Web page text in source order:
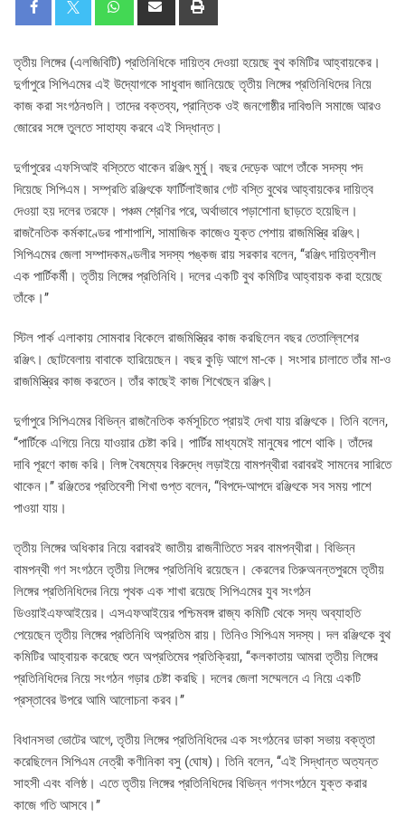
তৃতীয় লিঙ্গের (এলজিবিটি) প্রতিনিধিকে দায়িত্ব দেওয়া হয়েছে বুথ কমিটির আহ্বায়কের।
দুর্গাপুরে সিপিএমের এই উদ্যোগকে সাধুবাদ জানিয়েছে তৃতীয় লিঙ্গের প্রতিনিধিদের নিয়ে
কাজ করা সংগঠনগুলি। তাদের বক্তব্য, প্রান্তিক ওই জনগোষ্ঠীর দাবিগুলি সমাজে আরও
জোরের সঙ্গে তুলতে সাহায্য করবে এই সিদ্ধান্ত।
দুর্গাপুরের এফসিআই বস্তিতে থাকেন রঞ্জিৎ মুর্মু। বছর দেড়েক আগে তাঁকে সদস্য পদ
দিয়েছে সিপিএম। সম্প্রতি রঞ্জিৎকে ফার্টিলাইজার গেট বস্তি বুথের আহ্বায়কের দায়িত্ব
দেওয়া হয় দলের তরফে। পঞ্চম শ্রেণির পরে, অর্থাভাবে পড়াশোনা ছাড়তে হয়েছিল।
রাজনৈতিক কর্মকাণ্ডের পাশাপাশি, সামাজিক কাজেও যুক্ত পেশায় রাজমিস্ত্রি রঞ্জিৎ।
সিপিএমের জেলা সম্পাদকমণ্ডলীর সদস্য পঙ্কজ রায় সরকার বলেন, ‘‘রঞ্জিৎ দায়িত্বশীল
এক পার্টিকর্মী। তৃতীয় লিঙ্গের প্রতিনিধি। দলের একটি বুথ কমিটির আহ্বায়ক করা হয়েছে
তাঁকে।’’
স্টিল পার্ক এলাকায় সোমবার বিকেলে রাজমিস্ত্রির কাজ করছিলেন বছর তেতাল্লিশের
রঞ্জিৎ। ছোটবেলায় বাবাকে হারিয়েছেন। বছর কুড়ি আগে মা-কে। সংসার চালাতে তাঁর মা-ও
রাজমিস্ত্রির কাজ করতেন। তাঁর কাছেই কাজ শিখেছেন রঞ্জিৎ।
দুর্গাপুরে সিপিএমের বিভিন্ন রাজনৈতিক কর্মসূচিতে প্রায়ই দেখা যায় রঞ্জিৎকে। তিনি বলেন,
‘‘পার্টিকে এগিয়ে নিয়ে যাওয়ার চেষ্টা করি। পার্টির মাধ্যমেই মানুষের পাশে থাকি। তাঁদের
দাবি পূরণে কাজ করি। লিঙ্গ বৈষম্যের বিরুদ্ধে লড়াইয়ে বামপন্থীরা বরাবরই সামনের সারিতে
থাকেন।’’ রঞ্জিতের প্রতিবেশী শিখা গুপ্ত বলেন, ‘‘বিপদে-আপদে রঞ্জিৎকে সব সময় পাশে
পাওয়া যায়।
তৃতীয় লিঙ্গের অধিকার নিয়ে বরাবরই জাতীয় রাজনীতিতে সরব বামপন্থীরা। বিভিন্ন
বামপন্থী গণ সংগঠনে তৃতীয় লিঙ্গের প্রতিনিধি রয়েছেন। কেরলের তিরুঅনন্তপুরমে তৃতীয়
লিঙ্গের প্রতিনিধিদের নিয়ে পৃথক এক শাখা রয়েছে সিপিএমের যুব সংগঠন
ডিওয়াইএফআইয়ের। এসএফআইয়ের পশ্চিমবঙ্গ রাজ্য কমিটি থেকে সদ্য অব্যাহতি
পেয়েছেন তৃতীয় লিঙ্গের প্রতিনিধি অপ্রতিম রায়। তিনিও সিপিএম সদস্য। দল রঞ্জিৎকে বুথ
কমিটির আহ্বায়ক করেছে শুনে অপ্রতিমের প্রতিক্রিয়া, ‘‘কলকাতায় আমরা তৃতীয় লিঙ্গের
প্রতিনিধিদের নিয়ে সংগঠন গড়ার চেষ্টা করছি। দলের জেলা সম্মেলনে এ নিয়ে একটি
প্রস্তাবের উপরে আমি আলোচনা করব।’’
বিধানসভা ভোটের আগে, তৃতীয় লিঙ্গের প্রতিনিধিদের এক সংগঠনের ডাকা সভায় বক্তৃতা
করেছিলেন সিপিএম নেত্রী কণীনিকা বসু (‌ঘোষ)। তিনি বলেন, ‘‘এই সিদ্ধান্ত অত্যন্ত
সাহসী এবং বলিষ্ঠ। এতে তৃতীয় লিঙ্গের প্রতিনিধিদের বিভিন্ন গণসংগঠনে যুক্ত করার
কাজে গতি আসবে।’’